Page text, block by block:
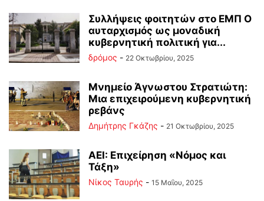
Συλλήψεις φοιτητών στο ΕΜΠ Ο
αυταρχισμός ως μοναδική
κυβερνητική πολιτική για...
δρόμος - 22 Οκτωβρίου, 2025
Μνημείο Άγνωστου Στρατιώτη:
Μια επιχειρούμενη κυβερνητική
ρεβάνς
Δημήτρης Γκάζης - 21 Οκτωβρίου, 2025
ΑΕΙ: Επιχείρηση «Νόμος και
Τάξη»
Νίκος Ταυρής - 15 Μαΐου, 2025